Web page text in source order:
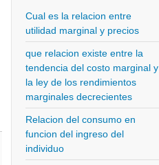
Cual es la relacion entre
utilidad marginal y precios
que relacion existe entre la
tendencia del costo marginal y
la ley de los rendimientos
marginales decrecientes
Relacion del consumo en
funcion del ingreso del
individuo